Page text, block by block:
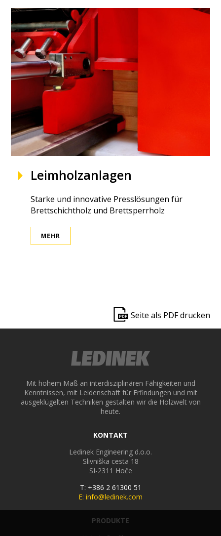
Leimholzanlagen
Starke und innovative Presslösungen für
Brettschichtholz und Brettsperrholz
MEHR
Seite als PDF drucken
Mit hohem Maß an interdisziplinären Fähigkeiten und
Kenntnissen, mit Leidenschaft für Erfindungen und mit
ausgeklügelten Techniken gestalten wir die Holzwelt von
heute.
KONTAKT
Ledinek Engineering d.o.o.
Slivniška cesta 18
SI-2311 Hoče
T: +386 2 61300 51
E: info@ledinek.com
PRODUKTE